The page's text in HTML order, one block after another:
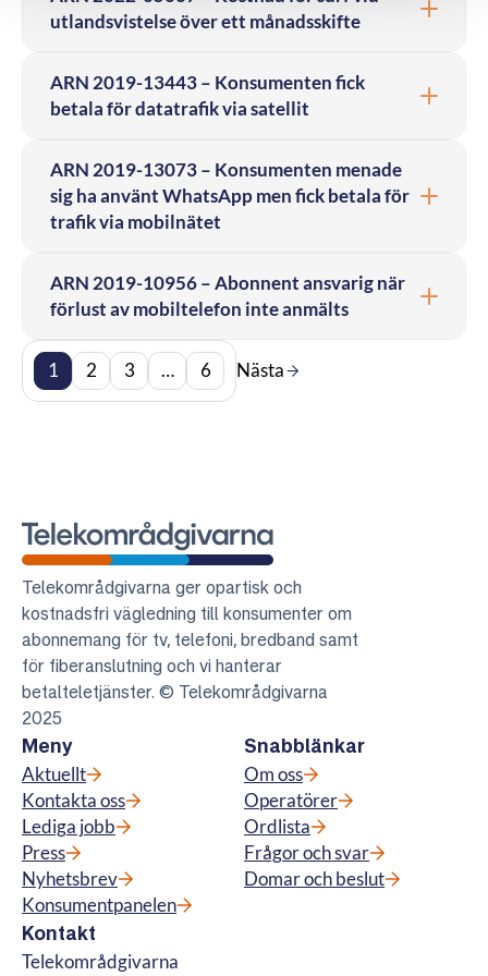
utlandsvistelse över ett månadsskifte
ARN 2019-13443 – Konsumenten fick
betala för datatrafik via satellit
ARN 2019-13073 – Konsumenten menade
sig ha använt WhatsApp men fick betala för
trafik via mobilnätet
ARN 2019-10956 – Abonnent ansvarig när
förlust av mobiltelefon inte anmälts
1 2 3 … 6 Nästa
Telekområdgivarna
Telekområdgivarna ger opartisk och
kostnadsfri vägledning till konsumenter om
abonnemang för tv, telefoni, bredband samt
för fiberanslutning och vi hanterar
betalteletjänster. © Telekområdgivarna
2025
Meny
Aktuellt
Kontakta oss
Lediga jobb
Press
Nyhetsbrev
Konsumentpanelen
Snabblänkar
Om oss
Operatörer
Ordlista
Frågor och svar
Domar och beslut
Kontakt
Telekområdgivarna